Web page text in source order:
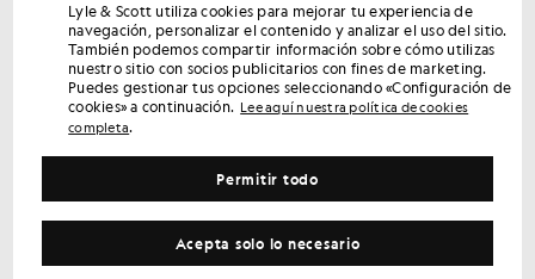
Consigue un 15 % de descuento en tu primer
pedido
Regístrate para disfrutar de ofertas exclusivas para socios,
acceso anticipado y recompensas.
Dirección de correo electrónico
Lyle & Scott utiliza cookies para mejorar tu experiencia de
navegación, personalizar el contenido y analizar el uso del sitio.
También podemos compartir información sobre cómo utilizas
nuestro sitio con socios publicitarios con fines de marketing.
Puedes gestionar tus opciones seleccionando «Configuración de
cookies» a continuación. Lee aquí nuestra política de cookies
completa.
Acepta solo lo necesario
Permitir todo